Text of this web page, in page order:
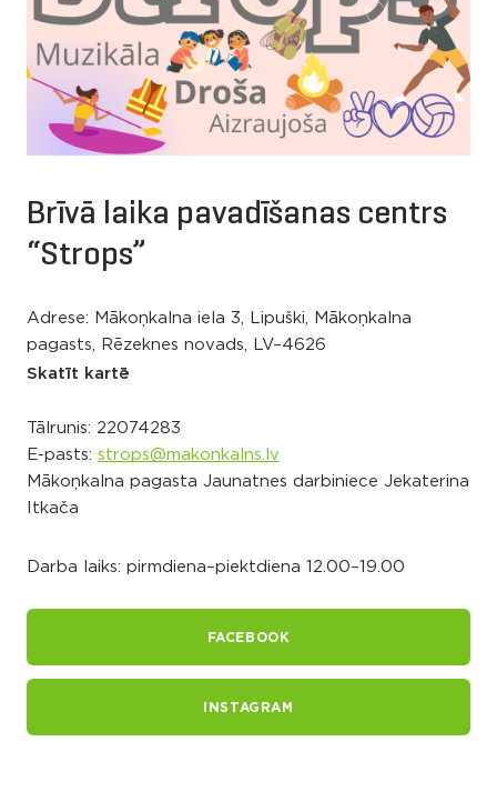
Brīvā laika pavadīšanas centrs
“Strops”
Adrese: Mākoņkalna iela 3, Lipuški, Mākoņkalna
pagasts, Rēzeknes novads, LV–4626
Skatīt kartē
Tālrunis: 22074283
E-pasts: strops@makonkalns.lv
Mākoņkalna pagasta Jaunatnes darbiniece Jekaterina
Itkača
Darba laiks: pirmdiena–piektdiena 12.00–19.00
FACEBOOK
INSTAGRAM